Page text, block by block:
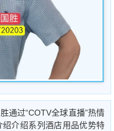
通过“COTV全球直播”热情
介绍系列酒店用品优势特